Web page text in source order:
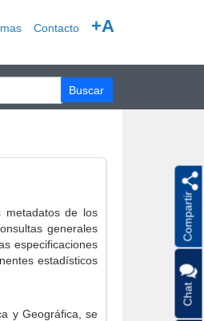
Contacto +A
metadatos de los
generales
especificaciones
estadísticos
y Geográfica, se
Compartir
Chat